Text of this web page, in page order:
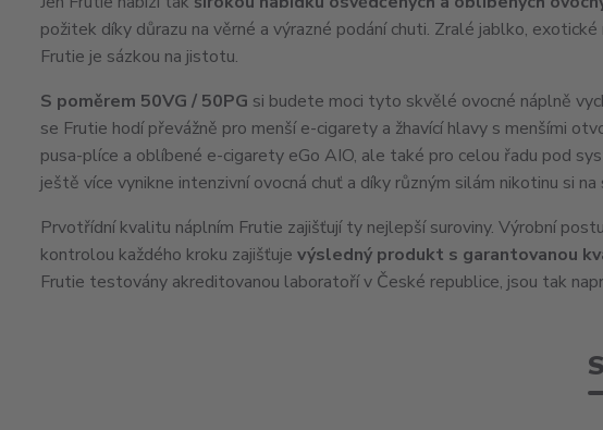
požitek díky důrazu na věrné a výrazné podání chuti. Zralé jablko,
Frutie je sázkou na jistotu.
S poměrem 50VG / 50PG si budete moci tyto skvělé ovocné náplně
se Frutie hodí převážně pro menší e-cigarety a žhavící hlavy s menšími
pusa-plíce a oblíbené e-cigarety eGo AIO, ale také pro celou řadu pod
ještě více vynikne intenzivní ovocná chuť a díky různým silám nikotinu si na
Prvotřídní kvalitu náplním Frutie zajišťují ty nejlepší suroviny. Výrobní
kontrolou každého kroku zajišťuje výsledný produkt s garantovanou
Frutie testovány akreditovanou laboratoří v České republice, jsou tak